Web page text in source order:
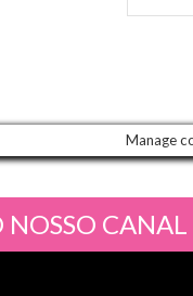
Manage
NOSSO CANAL